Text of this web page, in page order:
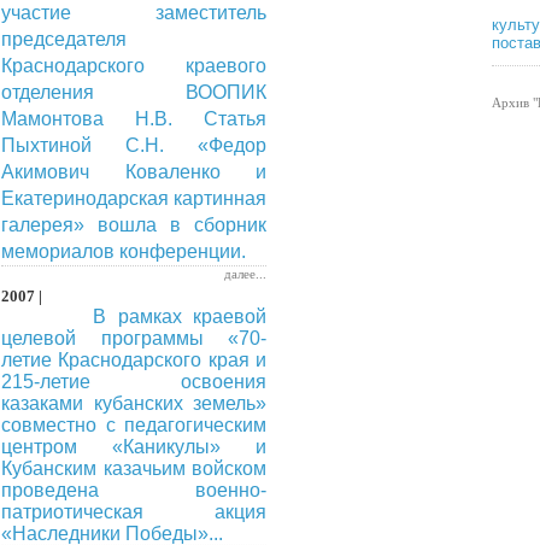
участие заместитель
председателя
Краснодарского краевого
отделения ВООПИК
Мамонтова Н.В. Статья
Пыхтиной С.Н. «Федор
Акимович Коваленко и
Екатеринодарская картинная
галерея» вошла в сборник
мемориалов конференции.
далее...
2007 |
В рамках краевой
целевой программы «70-
летие Краснодарского края и
215-летие освоения
казаками кубанских земель»
совместно с педагогическим
центром «Каникулы» и
Кубанским казачьим войском
проведена военно-
патриотическая акция
«Наследники Победы»...
Архив